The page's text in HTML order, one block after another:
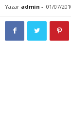
Yazar admin - 01/07/